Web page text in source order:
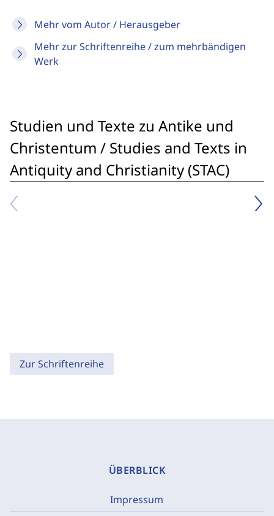
Mehr vom Autor / Herausgeber
Mehr zur Schriftenreihe / zum mehrbändigen
Werk
Studien und Texte zu Antike und
Christentum / Studies and Texts in
Antiquity and Christianity (STAC)
Zur Schriftenreihe
ÜBERBLICK
Impressum